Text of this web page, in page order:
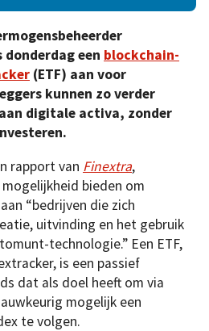
een blockchain-
(ETF) aan voor
kunnen zo verder
digitale activa, zonder
rapport van Finextra,
bieden om
“bedrijven die zich
uitvinding en het gebruik
technologie.” Een ETF,
is een passief
dat als doel heeft om via
mogelijk een
te volgen.